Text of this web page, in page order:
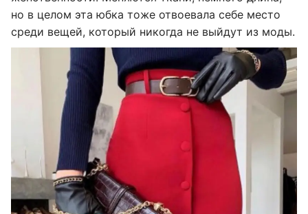
но в целом эта юбка тоже отвоевала себе место
среди вещей, который никогда не выйдут из моды.